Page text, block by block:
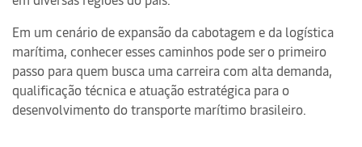
Em um cenário de expansão da cabotagem e da logística
marítima, conhecer esses caminhos pode ser o primeiro
passo para quem busca uma carreira com alta demanda,
qualificação técnica e atuação estratégica para o
desenvolvimento do transporte marítimo brasileiro.